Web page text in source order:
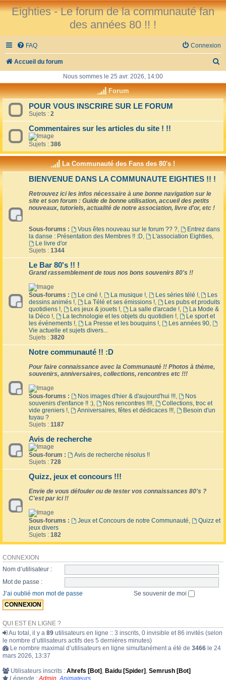
Eighties - Le forum de la communauté fan
des années 80 !! !
FAQ Connexion
Accueil du forum
h
h
e
Nous sommes le 25 avr. 2026, 14:00
Forum
POUR VOUS INSCRIRE SUR LE FORUM
Sujets : 2
Commentaires sur les articles du site ! !!
Sujets : 386
La Communauté des Fans des 80's !
BIENVENUE DANS LA COMMUNAUTE EIGHTIES !! !
Retrouvez ici les infos nécessaire à une bonne navigation sur le
site et son forum : Guide de bonne utilisation, accueil des petits
nouveaux, tutoriels, actualité de notre association, livre d'or, etc !
Sous-forums : Vous êtes nouveau sur le forum ?? ?,
Entrez dans
la danse : Présentation des Membres !! :D, L'association Eighties,
Le livre d'or
Sujets : 1344
Le Bar 80's !! !
Grand rassemblement de tous nos bons souvenirs 80's !!
Sous-forums : Le ciné !, La musique !, Les séries télé !,
Les
dessins animés !, La Télé et ses émissions !,
Les pubs et produits
quotidiens !, Les jeux & jouets !, La salle d'arcade !,
La Mode &
la Déco !, La technologie et les objets du quotidien !,
Le sport et
les événements !, La Presse et les bouquins !, Les années 90,
Vie actuelle et sujets divers...
Sujets : 3820
Notre communauté !! :D
Pour faire connaissance avec la Communauté !! Photos à thème,
souvenirs, anniversaires, collections, rencontres etc !!!
Sous-forums : Nos images d'hier & d'aujourd'hui !!!,
Nos
souvenirs d'enfance !! :), Nos rencontres !!!!,
Collections, troc et
vide greniers !, Anniversaires, fêtes et dédicaces !!!,
Besoin d'un
tuyau ?
Sujets : 1187
Avis de recherche
Sous-forum :
Avis de recherche résolus !!
Sujets : 728
Quizz, jeux et concours !!!
Envie de vous défouler ou de tester vos connaissances 80's ?
C'est par ici !!
Sous-forums : Jeux et Concours de notre Communauté,
Quizz et
jeux divers
Sujets : 182
CONNEXION
Nom d’utilisateur :
Mot de passe :
J’ai oublié mon mot de passe
Se souvenir de moi
QUI EST EN LIGNE ?
Au total, il y a 89 utilisateurs en ligne :: 3 inscrits, 0 invisible et 86 invités (selon
le nombre d’utilisateurs actifs des 5 dernières minutes)
Le nombre maximal d’utilisateurs en ligne simultanément a été de 3466 le 24
mars 2026, 13:37
Utilisateurs inscrits : Ahrefs [Bot] , Baidu [Spider] , Semrush [Bot]
Légende : Admin Animateurs